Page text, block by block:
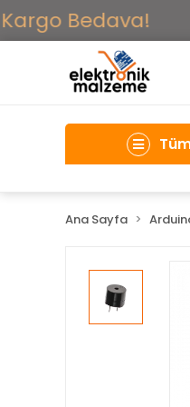
Bedava!
Ana Sayfa